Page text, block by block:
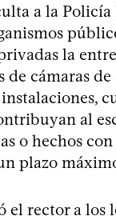
a la
la
de cámaras
al
o hechos
plazo
el rector a los